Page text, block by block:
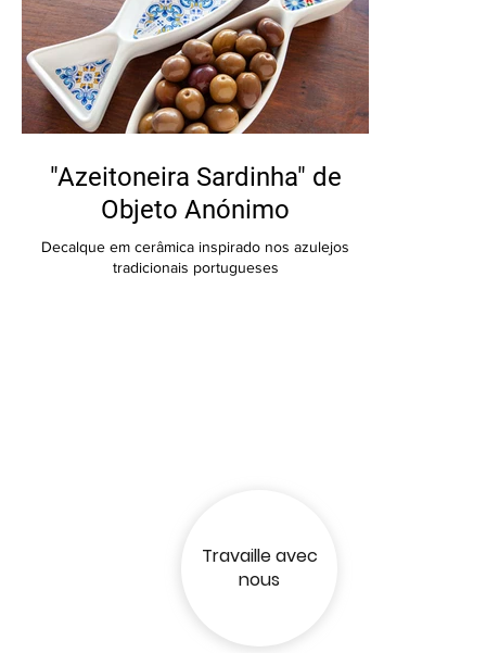
​"Azeitoneira Sardinha" de
Objeto Anónimo
Decalque em cerâmica inspirado nos azulejos
tradicionais portugueses
Travaille avec
nous